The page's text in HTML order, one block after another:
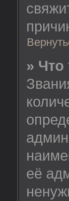
» Что
её